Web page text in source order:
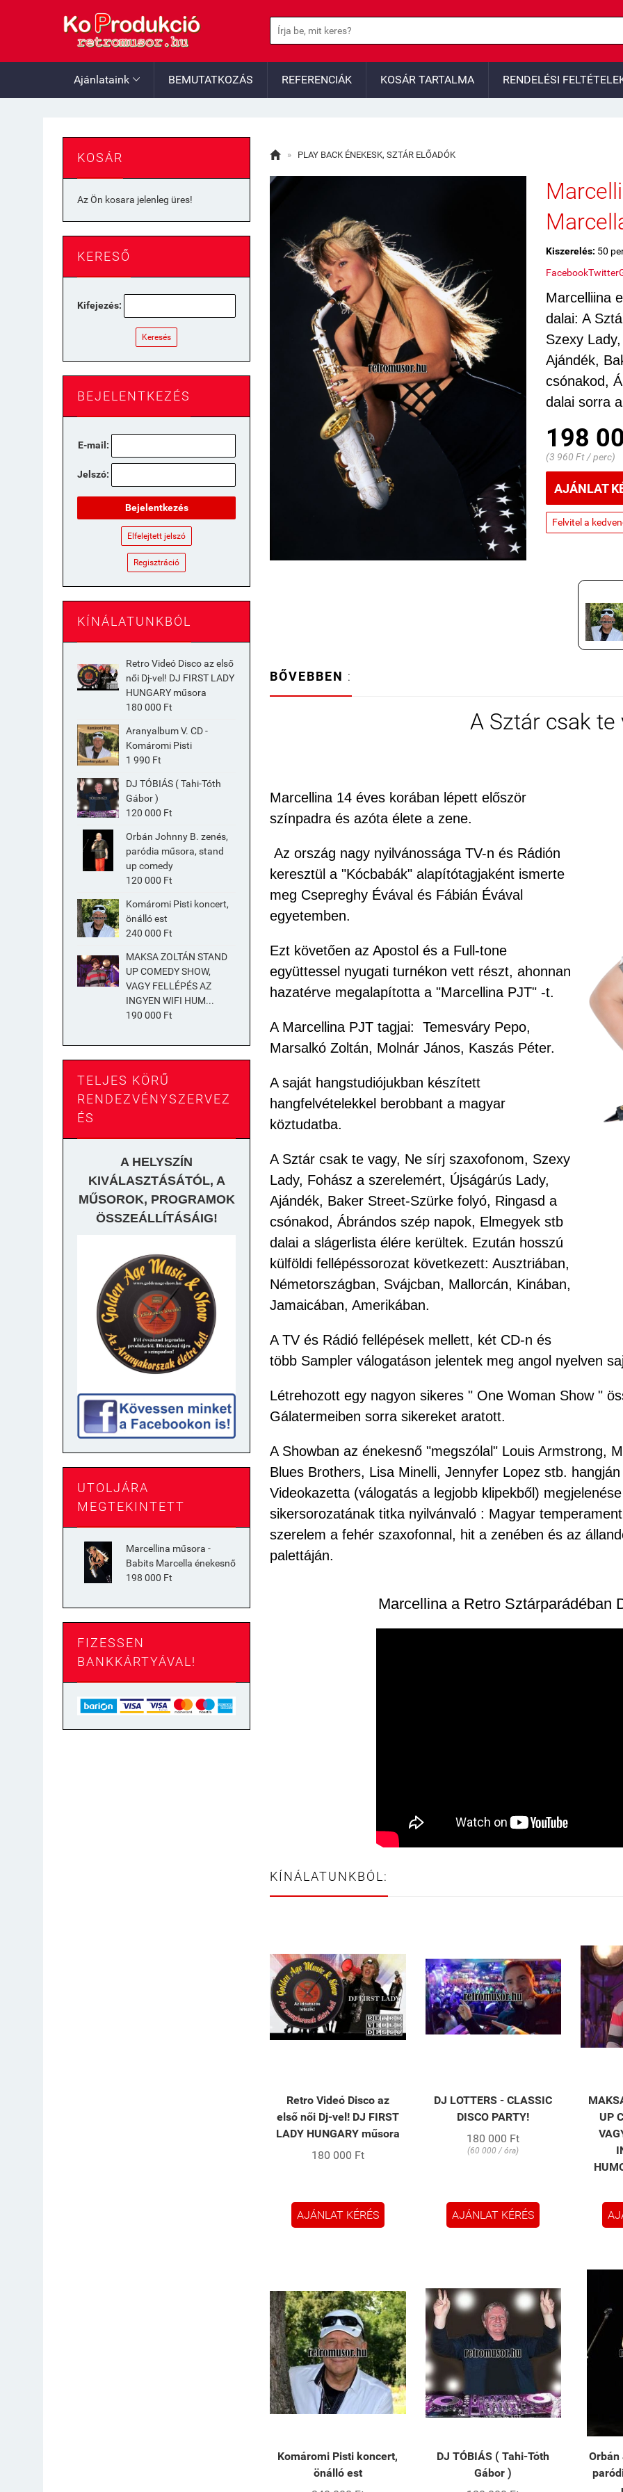
Ajánlataink  BEMUTATKOZÁS REFERENCIÁK KOSÁR TARTALMA RENDELÉSI
KOSÁR
Az Ön kosara jelenleg üres!
KERESŐ
Kifejezés:
Keresés
BEJELENTKEZÉS
E-mail:
Jelszó:
Bejelentkezés
Elfelejtett jelszó
Regisztráció
KÍNÁLATUNKBÓL
Retro Videó Disco az első
női Dj-vel! DJ FIRST LADY
HUNGARY műsora
180 000 Ft
Aranyalbum V. CD -
Komáromi Pisti
1 990 Ft
DJ TÓBIÁS ( Tahi-Tóth
Gábor )
120 000 Ft
Orbán Johnny B. zenés,
paródia műsora, stand
up comedy
120 000 Ft
Komáromi Pisti koncert,
önálló est
240 000 Ft
MAKSA ZOLTÁN STAND
UP COMEDY SHOW,
VAGY FELLÉPÉS AZ
INGYEN WIFI HUM...
190 000 Ft
TELJES KÖRŰ
RENDEZVÉNYSZERVEZ
ÉS
A HELYSZÍN
KIVÁLASZTÁSÁTÓL, A
MŰSOROK, PROGRAMOK
ÖSSZEÁLLÍTÁSÁIG!
UTOLJÁRA
MEGTEKINTETT
Marcellina műsora -
Babits Marcella énekesnő
198 000 Ft
FIZESSEN
BANKKÁRTYÁVAL!
 » PLAY BACK ÉNEKESK, SZTÁR ELŐADÓK
Kiszerelés: 50
FacebookTwitter
Marcelliina
dalai: A
Szexy
Ajándék,
csónakod,
dalai sorra
198
(3 960 Ft / perc)
AJÁNLAT
Felvitel a
BŐVEBBEN :
A Sztár csak
Marcellina 14 éves korában lépett először
színpadra és azóta élete a zene.
Az ország nagy nyilvánossága TV-n és Rádión
keresztül a "Kócbabák" alapítótagjaként ismerte
meg Csepreghy Évával és Fábián Évával
egyetemben.
Ezt követően az Apostol és a Full-tone
együttessel nyugati turnékon vett részt, ahonnan
hazatérve megalapította a "Marcellina PJT" -t.
A Marcellina PJT tagjai: Temesváry Pepo,
Marsalkó Zoltán, Molnár János, Kaszás Péter.
A saját hangstudiójukban készített
hangfelvételekkel berobbant a magyar
köztudatba.
A Sztár csak te vagy, Ne sírj szaxofonom, Szexy
Lady, Fohász a szerelemért, Újságárús Lady,
Ajándék, Baker Street-Szürke folyó, Ringasd a
csónakod, Ábrándos szép napok, Elmegyek stb
dalai a slágerlista élére kerültek. Ezután hosszú
külföldi fellépéssorozat következett: Ausztriában,
Németországban, Svájcban, Mallorcán, Kinában,
Jamaicában, Amerikában.
A TV és Rádió fellépések mellett, két CD-n és
több Sampler válogatáson jelentek meg angol nyelven
Létrehozott egy nagyon sikeres " One Woman Show "
Gálatermeiben sorra sikereket aratott.
A Showban az énekesnő "megszólal" Louis Armstrong,
Blues Brothers, Lisa Minelli, Jennyfer Lopez stb.
Videokazetta (válogatás a legjobb klipekből)
sikersorozatának titka nyilvánvaló : Magyar
szerelem a fehér szaxofonnal, hit a zenében és az
palettáján.
Marcellina a Retro Sztárparádéban
KÍNÁLATUNKBÓL:
Retro Videó Disco az
első női Dj-vel! DJ FIRST
LADY HUNGARY műsora
180 000 Ft
AJÁNLAT KÉRÉS
DJ LOTTERS - CLASSIC
DISCO PARTY!
180 000 Ft
(60 000 / óra)
AJÁNLAT KÉRÉS
UP
Komáromi Pisti koncert,
önálló est
DJ TÓBIÁS ( Tahi-Tóth
Gábor )
Orbán